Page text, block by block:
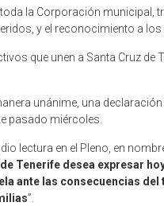
la Corporación
y el reconocimiento a
que unen a Santa Cruz
unánime, una
pasado miércoles.
lectura en el Pleno, en
Tenerife desea expresar
ante las consecuencias
”.